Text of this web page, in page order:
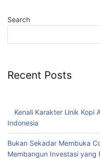
Search
Recent Posts
Kenali Karakter Unik Kopi
Indonesia
Bukan Sekadar Membuka
Membangun Investasi yang